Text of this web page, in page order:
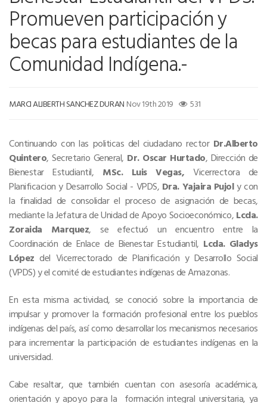
Promueven participación y
becas para estudiantes de la
Comunidad Indígena.-
MARCI ALIBERTH SANCHEZ DURAN Nov 19th 2019 531
Continuando con las politicas del ciudadano rectorDr.Alberto
Quintero, Secretario General, Dr. Oscar Hurtado, Dirección de
Bienestar Estudiantil, MSc. Luis Vegas, Vicerrectora de
Planificacion y Desarrollo Social - VPDS, Dra. Yajaira Pujoly con
la finalidad de consolidar el proceso de asignación de becas,
mediante la Jefatura de Unidad de Apoyo Socioeconómico, Lcda.
Zoraida Marquez, se efectuó un encuentro entre la
Coordinación de Enlace de Bienestar Estudiantil, Lcda. Gladys
López del Vicerrectorado de Planificación y Desarrollo Social
(VPDS) y el comité de estudiantes indígenas de Amazonas.
En esta misma actividad, se conoció sobre la importancia de
impulsar y promover la formación profesional entre los pueblos
indígenas del país, así como desarrollar los mecanismos necesarios
para incrementar la participación de estudiantes indígenas en la
universidad.
Cabe resaltar, que también cuentan con asesoría académica,
orientación y apoyo para la formación integral universitaria, ya